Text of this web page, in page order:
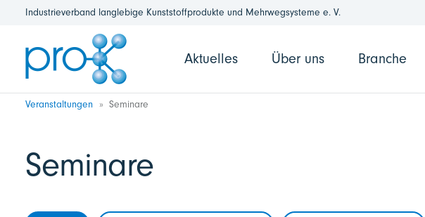
Industrieverband langlebige Kunststoffprodukte und Mehrwegsysteme e. V.
Aktuelles Über uns Branche
Veranstaltungen Seminare
Seminare